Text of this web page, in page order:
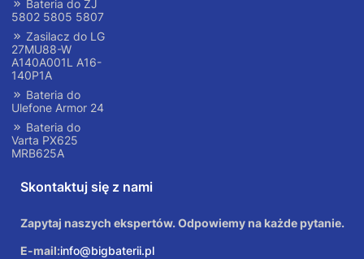
Bateria do ZJ
5802 5805 5807
Zasilacz do LG
27MU88-W
A140A001L A16-
140P1A
Bateria do
Ulefone Armor 24
Bateria do
Varta PX625
MRB625A
Skontaktuj się z nami
Zapytaj naszych ekspertów. Odpowiemy na każde pytanie.
E-mail:info@bigbaterii.pl